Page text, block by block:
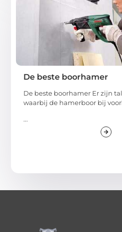
De beste boorhamer
De beste boorhamer Er zijn
waarbij de hamerboor bij
...